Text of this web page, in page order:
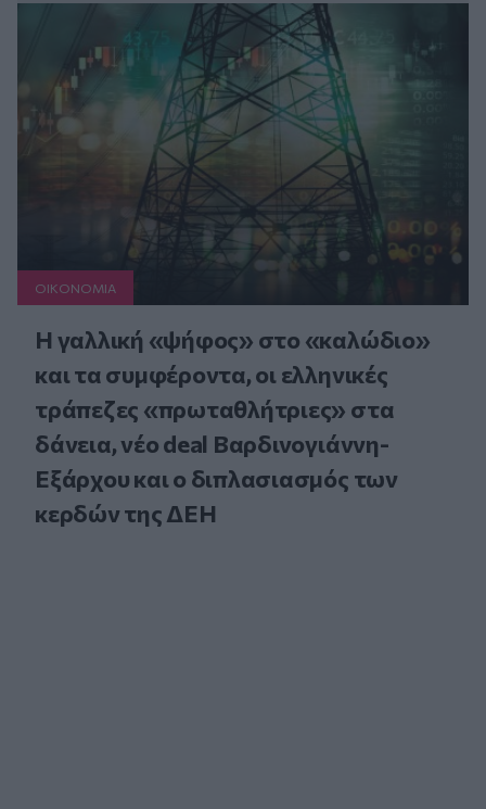
ΟΙΚΟΝΟΜΙΑ
Η γαλλική «ψήφος» στο «καλώδιο»
και τα συμφέροντα, οι ελληνικές
τράπεζες «πρωταθλήτριες» στα
δάνεια, νέο deal Βαρδινογιάννη-
Εξάρχου και ο διπλασιασμός των
κερδών της ΔΕΗ